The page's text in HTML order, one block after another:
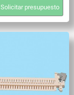
Solicitar presupuesto